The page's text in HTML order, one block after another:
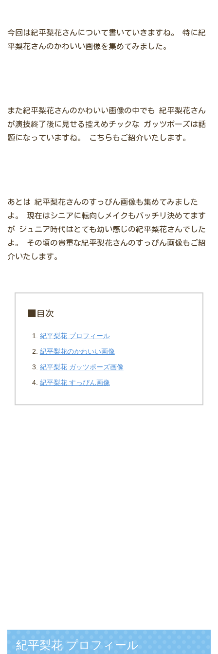
今回は紀平梨花さんについて書いていきますね。
特に紀
平梨花さんのかわいい画像を集めてみました。
また紀平梨花さんのかわいい画像の中でも
紀平梨花さん
が演技終了後に見せる控えめチックな ガッツポーズは話
題になっていますね。
こちらもご紹介いたします。
あとは 紀平梨花さんのすっぴん画像も集めてみました
よ。
現在はシニアに転向しメイクもバッチリ決めてます
が ジュニア時代はとても幼い感じの紀平梨花さんでした
よ。
その頃の貴重な紀平梨花さんのすっぴん画像もご紹
介いたします。
■目次
紀平梨花 プロフィール
紀平梨花のかわいい画像
紀平梨花 ガッツポーズ画像
紀平梨花 すっぴん画像
紀平梨花 プロフィール